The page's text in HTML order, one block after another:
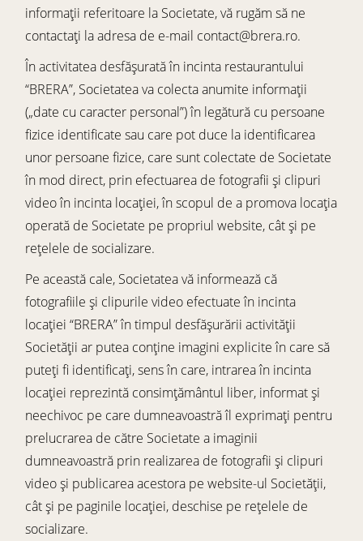
informații referitoare la Societate, vă rugăm să ne
contactați la adresa de e-mail contact@brera.ro.
În activitatea desfășurată în incinta restaurantului
“BRERA”, Societatea va colecta anumite informații
(„date cu caracter personal”) în legătură cu persoane
fizice identificate sau care pot duce la identificarea
unor persoane fizice, care sunt colectate de Societate
în mod direct, prin efectuarea de fotografii și clipuri
video în incinta locației, în scopul de a promova locația
operată de Societate pe propriul website, cât și pe
rețelele de socializare.
Pe această cale, Societatea vă informează că
fotografiile și clipurile video efectuate în incinta
locației “BRERA” în timpul desfășurării activității
Societății ar putea conține imagini explicite în care să
puteți fi identificați, sens în care, intrarea în incinta
locației reprezintă consimțământul liber, informat și
neechivoc pe care dumneavoastră îl exprimați pentru
prelucrarea de către Societate a imaginii
dumneavoastră prin realizarea de fotografii și clipuri
video și publicarea acestora pe website-ul Societății,
cât și pe paginile locației, deschise pe rețelele de
socializare.